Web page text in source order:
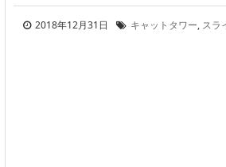
2018年12月31日 キャットタワー, スラ